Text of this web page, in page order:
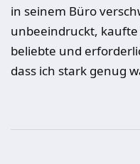
in seinem Büro
unbeeindruckt, kaufte
beliebte und
dass ich stark genug